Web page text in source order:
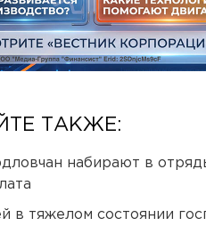
ТАКЖЕ:
набирают в
в тяжелом состоянии